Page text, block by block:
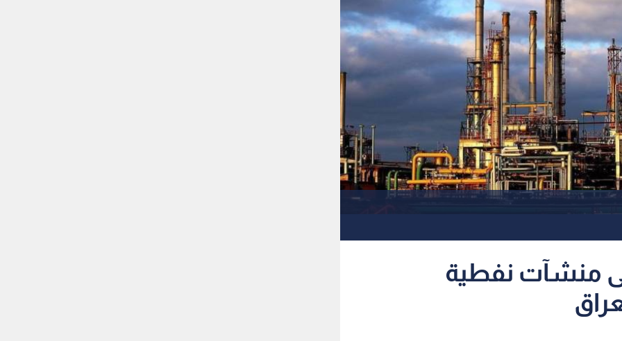
منشآت نفطية